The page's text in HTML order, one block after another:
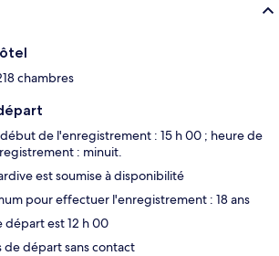
chambres
de l'enregistrement : 15 h 00 ; heure de
: minuit.
est soumise à disponibilité
pour effectuer l'enregistrement : 18 ans
départ est 12 h 00
de départ sans contact